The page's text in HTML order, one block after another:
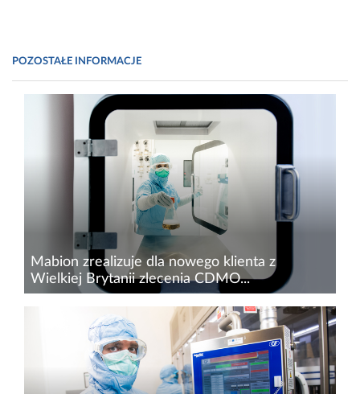
POZOSTAŁE INFORMACJE
Mabion zrealizuje dla nowego klienta z
Wielkiej Brytanii zlecenia CDMO...
16 sierpnia 2024 r.&nbsp;Mabion podpisał ze
spółką biotechnologiczną z siedzibą w Wielkiej
Brytanii trzy zlecenia na wykonanie prac
określonych w ramach SOW (z ang. Statement
of Work). Zawarte z nowym...